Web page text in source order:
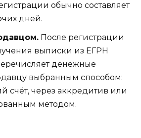
обычно составляет
дней.
После регистрации
выписки из ЕГРН
денежные
выбранным способом:
счёт, через аккредитив или
методом.